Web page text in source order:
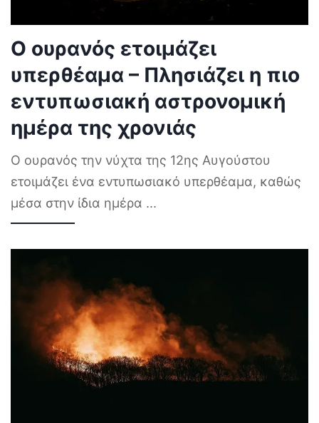
Ο ουρανός ετοιμάζει
υπερθέαμα – Πλησιάζει η πιο
εντυπωσιακή αστρονομική
ημέρα της χρονιάς
Ο ουρανός την νύχτα της 12ης Αυγούστου
ετοιμάζει ένα εντυπωσιακό υπερθέαμα, καθώς
μέσα στην ίδια ημέρα ...